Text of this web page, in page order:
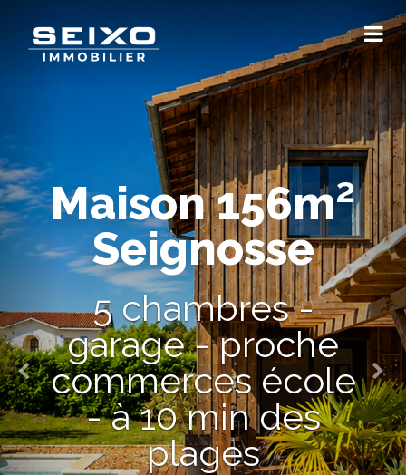
Maison 156m²
Seignosse
5 chambres -
garage - proche
commerces école
- à 10 min des
plages